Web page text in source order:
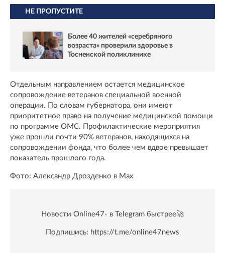
НЕ ПРОПУСТИТЕ
Более 40 жителей «серебряного
возраста» проверили здоровье в
Тосненской поликлинике
Отдельным направлением остается медицинское
сопровождение ветеранов специальной военной
операции. По словам губернатора, они имеют
приоритетное право на получение медицинской помощи
по программе ОМС. Профилактические мероприятия
уже прошли почти 90% ветеранов, находящихся на
сопровождении фонда, что более чем вдвое превышает
показатель прошлого года.
Фото: Александр Дрозденко в Max
Новости Online47- в Telegram быстрее🚀
Подпишись: https://t.me/online47news